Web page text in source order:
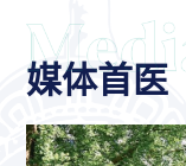
媒体首医